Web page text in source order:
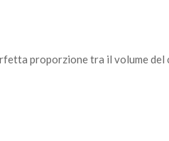
proporzione tra il volume del